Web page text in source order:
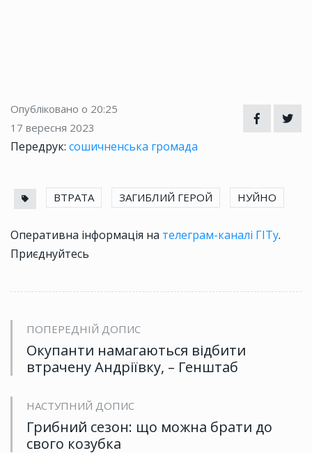
Опубліковано о 20:25
17 вересня 2023
Передрук: сошичненська громада
ВТРАТА ЗАГИБЛИЙ ГЕРОЙ НУЙНО
Оперативна інформація на телеграм-каналі ГІТу.
Приєднуйтесь
ПОПЕРЕДНІЙ ДОПИС
Окупанти намагаються відбити
втрачену Андріївку, – Генштаб
НАСТУПНИЙ ДОПИС
Грибний сезон: що можна брати до
свого козубка